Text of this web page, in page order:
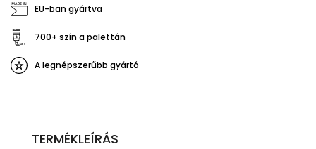
EU-ban gyártva
700+ szín a palettán
A legnépszerűbb gyártó
TERMÉKLEÍRÁS